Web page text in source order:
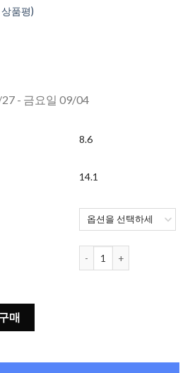
품평)
- 금요일 09/04
8.6
14.1
매